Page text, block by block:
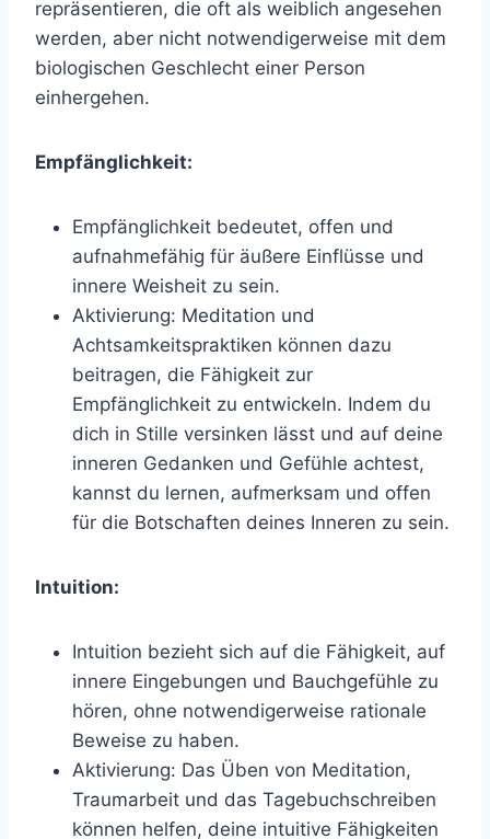
repräsentieren, die oft als weiblich angesehen
werden, aber nicht notwendigerweise mit dem
biologischen Geschlecht einer Person
einhergehen.
Empfänglichkeit:
Empfänglichkeit bedeutet, offen und
aufnahmefähig für äußere Einflüsse und
innere Weisheit zu sein.
Aktivierung: Meditation und
Achtsamkeitspraktiken können dazu
beitragen, die Fähigkeit zur
Empfänglichkeit zu entwickeln. Indem du
dich in Stille versinken lässt und auf deine
inneren Gedanken und Gefühle achtest,
kannst du lernen, aufmerksam und offen
für die Botschaften deines Inneren zu sein.
Intuition:
Intuition bezieht sich auf die Fähigkeit, auf
innere Eingebungen und Bauchgefühle zu
hören, ohne notwendigerweise rationale
Beweise zu haben.
Aktivierung: Das Üben von Meditation,
Traumarbeit und das Tagebuchschreiben
können helfen, deine intuitive Fähigkeiten